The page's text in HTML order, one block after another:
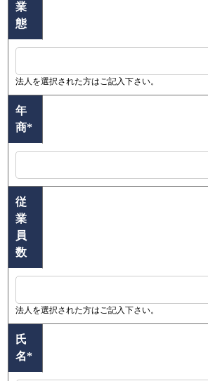
業
態
法人を選択された方はご記入下さい。
年
商*
従
業
員
数
法人を選択された方はご記入下さい。
氏
名*